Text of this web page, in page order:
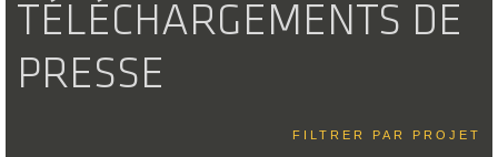
TÉLÉCHARGEMENTS DE
PRESSE
FILTRER PAR PROJET